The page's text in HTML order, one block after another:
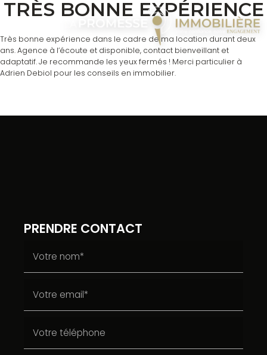
TRÈS BONNE EXPÉRIENCE
Très bonne expérience dans le cadre de ma location durant deux
ans. Agence à l’écoute et disponible, contact bienveillant et
adaptatif. Je recommande les yeux fermés ! Merci particulier à
Adrien Debiol pour les conseils en immobilier.
PRENDRE CONTACT